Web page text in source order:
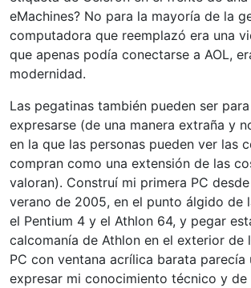
eMachines? No para la mayoría de la
computadora que reemplazó era una
que apenas podía conectarse a AOL,
modernidad.
Las pegatinas también pueden ser
expresarse (de una manera extraña y
en la que las personas pueden ver las
compran como una extensión de las
valoran). Construí mi primera PC
verano de 2005, en el punto álgido de
el Pentium 4 y el Athlon 64, y pegar
calcomanía de Athlon en el exterior de
PC con ventana acrílica barata parecía
expresar mi conocimiento técnico y de